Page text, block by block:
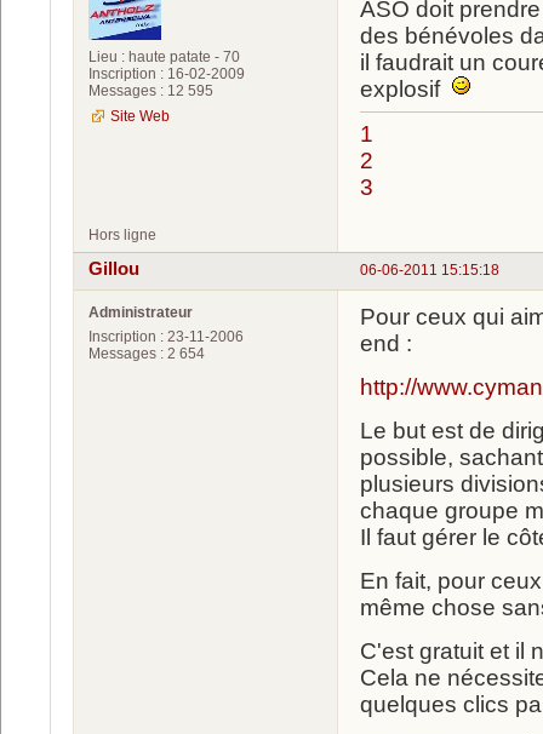
Lieu : haute patate - 70
Inscription : 16-02-2009
Messages : 12 595
Site Web
ASO doit
des bénévoles
il faudrait un
explosif
1
2
3
Hors ligne
06-06-2011 15:15:18
Gillou
Administrateur
Inscription : 23-11-2006
Messages : 2 654
Pour ceux qui
end :
http://
Le but est de
possible,
plusieurs
chaque groupe
Il faut gérer le
En fait, pour
même chose
C'est gratuit et il
Cela ne
quelques clics